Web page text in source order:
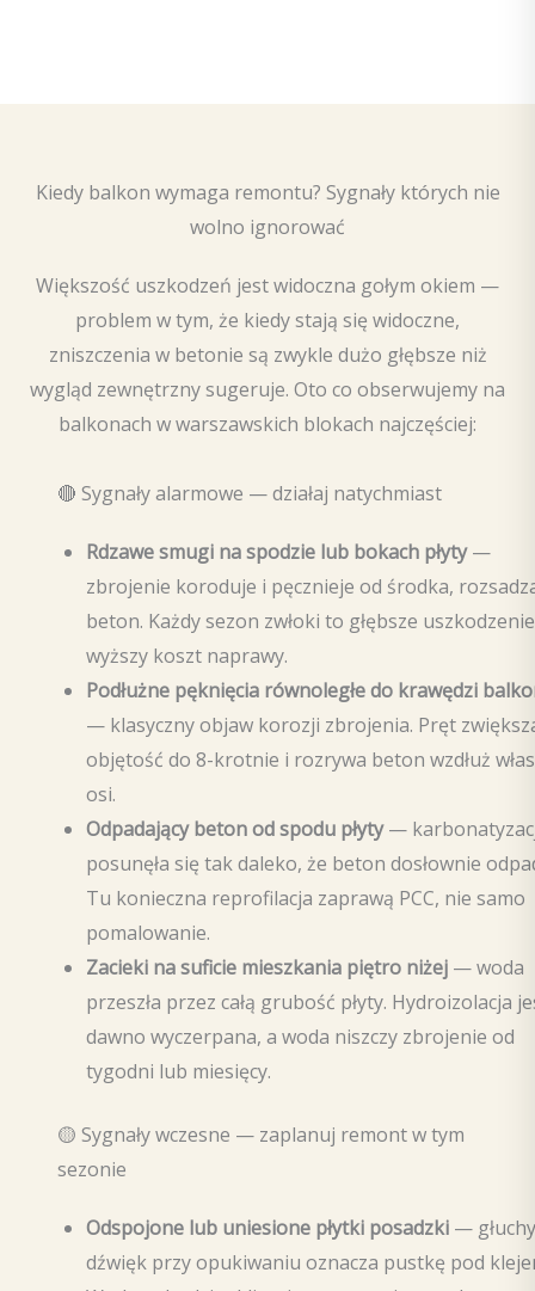
Kiedy balkon wymaga remontu? Sygnały których nie
wolno ignorować
Większość uszkodzeń jest widoczna gołym okiem —
problem w tym, że kiedy stają się widoczne,
zniszczenia w betonie są zwykle dużo głębsze niż
wygląd zewnętrzny sugeruje. Oto co obserwujemy na
balkonach w warszawskich blokach najczęściej:
🔴 Sygnały alarmowe — działaj natychmiast
Rdzawe smugi na spodzie lub bokach płyty—
zbrojenie koroduje i pęcznieje od środka,
beton. Każdy sezon zwłoki to głębsze
wyższy koszt naprawy.
Podłużne pęknięcia równoległe do krawędzi
— klasyczny objaw korozji zbrojenia. Pręt
objętość do 8-krotnie i rozrywa beton wzdłuż
osi.
Odpadający beton od spodu płyty—
posunęła się tak daleko, że beton dosłownie
Tu konieczna reprofilacja zaprawą PCC, nie samo
pomalowanie.
Zacieki na suficie mieszkania piętro niżej — woda
przeszła przez całą grubość płyty. Hydroizolacja
dawno wyczerpana, a woda niszczy zbrojenie od
tygodni lub miesięcy.
🟡 Sygnały wczesne — zaplanuj remont w tym
sezonie
Odspojone lub uniesione płytki posadzki — głuchy
dźwięk przy opukiwaniu oznacza pustkę pod